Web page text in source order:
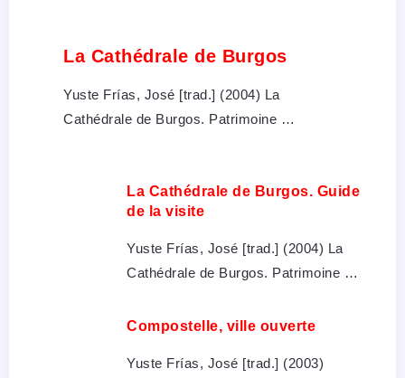
La Cathédrale de Burgos
Yuste Frías, José [trad.] (2004) La
Cathédrale de Burgos. Patrimoine …
La Cathédrale de Burgos. Guide
de la visite
Yuste Frías, José [trad.] (2004) La
Cathédrale de Burgos. Patrimoine …
Compostelle, ville ouverte
Yuste Frías, José [trad.] (2003)